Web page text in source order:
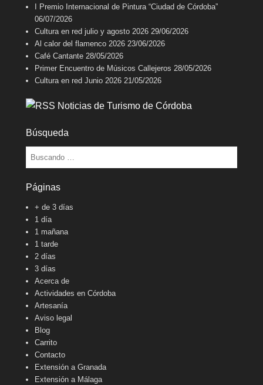
I Premio Internacional de Pintura “Ciudad de Córdoba”
06/07/2026
Cultura en red julio y agosto 2026 29/06/2026
Al calor del flamenco 2026 23/06/2026
Café Cantante 28/05/2026
Primer Encuentro de Músicos Callejeros 28/05/2026
Cultura en red Junio 2026 21/05/2026
Noticias de Turismo de Córdoba
Búsqueda
Buscar
Páginas
+ de 3 días
1 día
1 mañana
1 tarde
2 días
3 días
Acerca de
Actividades en Córdoba
Artesanía
Aviso legal
Blog
Carrito
Contacto
Extensión a Granada
Extensión a Málaga